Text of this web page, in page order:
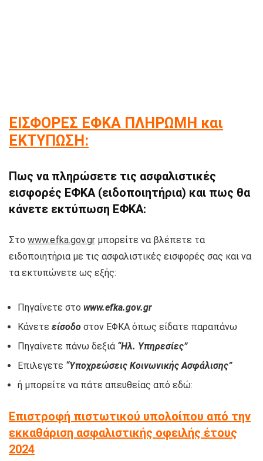
ΕΙΣΦΟΡΕΣ ΕΦΚΑ ΠΛΗΡΩΜΗ και
ΕΚΤΥΠΩΣΗ:
Πως να πληρώσετε τις ασφαλιστικές
εισφορές ΕΦΚΑ (ειδοποιητήρια) και πως θα
κάνετε εκτύπωση ΕΦΚΑ:
Στο www.efka.gov.gr μπορείτε να βλέπετε τα
ειδοποιητήρια με τις ασφαλιστικές εισφορές σας και να
τα εκτυπώνετε ως εξής:
Πηγαίνετε στο www.efka.gov.gr
Κάνετε είσοδο στον ΕΦΚΑ όπως είδατε παραπάνω
Πηγαίνετε πάνω δεξιά “Ηλ. Υπηρεσίες”
Επιλεγετε “Υποχρεώσεις Κοινωνικής Ασφάλισης”
ή μπορείτε να πάτε απευθείας από εδώ:
Επιστροφή πιστωτικού υπολοίπου από την
εκκαθάριση ασφαλιστικής οφειλής έτους
2024